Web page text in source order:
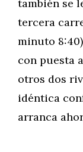
también se
tercera
minuto
con puesta
otros dos
idéntica
arranca